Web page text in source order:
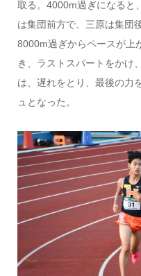
取る。4000m過ぎになると
は集団前方で、三原は集団
8000m過ぎからペースが上
き、ラストスパートをかけ
は、遅れをとり、最後の力
ュとなった。